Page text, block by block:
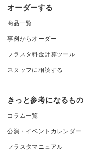
オーダーする
商品一覧
事例からオーダー
フラスタ料金計算ツール
スタッフに相談する
きっと参考になるもの
コラム一覧
公演・イベントカレンダー
フラスタマニュアル